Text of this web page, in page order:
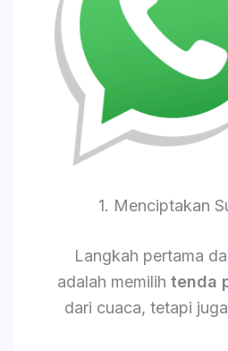
1. Menciptakan
Langkah pertama
adalah memilih tenda
dari cuaca, tetapi